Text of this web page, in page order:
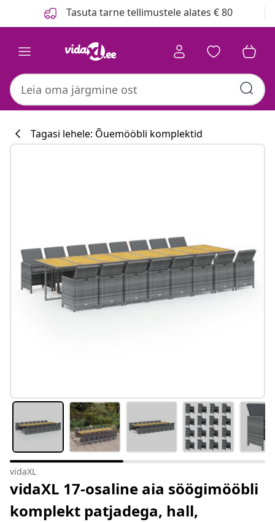
Tasuta tarne tellimustele alates € 80
Tagasi lehele: Õuemööbli komplektid
vidaXL
vidaXL 17-osaline aia söögimööbli
komplekt patjadega, hall,